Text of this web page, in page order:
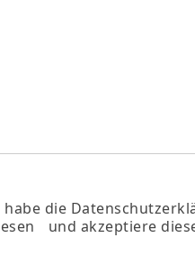
habe die
und akzeptiere